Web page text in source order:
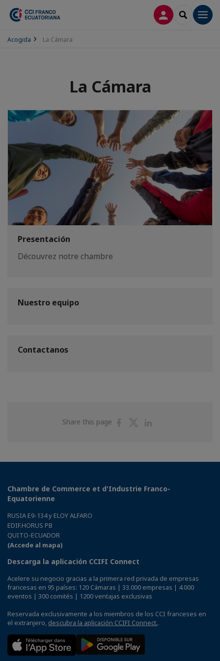
CONECTARSE
SEARCH
Acogida La Cámara
La Cámara
Presentación
Découvrez notre chambre
Nuestro equipo
Contactanos
Share this page
ShareShare
Chambre de Commerce et d'Industrie Franco-
Equatorienne
RUSIA E9-134 y ELOY ALFARO
EDIF.HORUS PB
QUITO-ECUADOR
(Accede al mapa)
Descarga la aplicación CCIFI Connect
Acelere su negocio gracias a la primera red privada de empresas
francesas en 95 países: 120 Cámaras | 33.000 empresas | 4.000
eventos | 300 comités | 1200 ventajas exclusivas
Reservada exclusivamente a los miembros de los CCI franceses en
el extranjero, descubra la aplicación CCIFI Connect..